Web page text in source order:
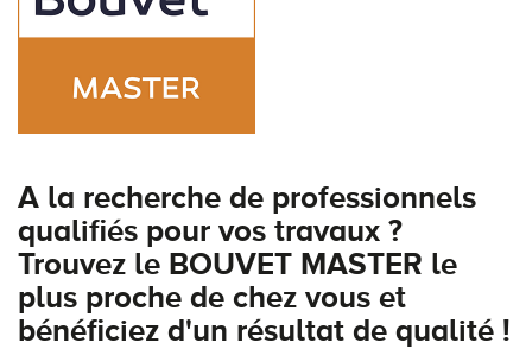
A la recherche de professionnels
qualifiés pour vos travaux ?
Trouvez le BOUVET MASTER le
plus proche de chez vous et
bénéficiez d'un résultat de qualité !